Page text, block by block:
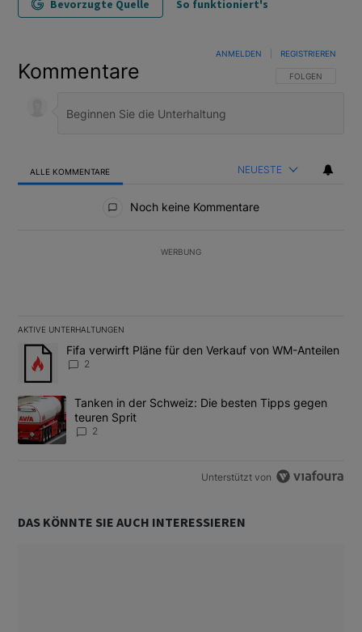
Bevorzugte Quelle So funktioniert's
Kommentare FOLGE DIESER
FOLGEN
ANMELDEN REGISTRIEREN
ALLE KOMMENTARE NEUESTE
Noch keine Kommentare
WERBUNG
AKTIVE UNTERHALTUNGEN
Das Folgende ist eine Liste der am meisten kommentierten
Ein Trendartikel mit dem Titel "Fifa verwirft Pläne für den
Fifa verwirft Pläne für den Verkauf von WM-Anteilen
2
Ein Trendartikel mit dem Titel "Tanken in der Schweiz: Die
Tanken in der Schweiz: Die besten Tipps gegen
teuren Sprit
2
Unterstützt von
DAS KÖNNTE SIE AUCH INTERESSIEREN